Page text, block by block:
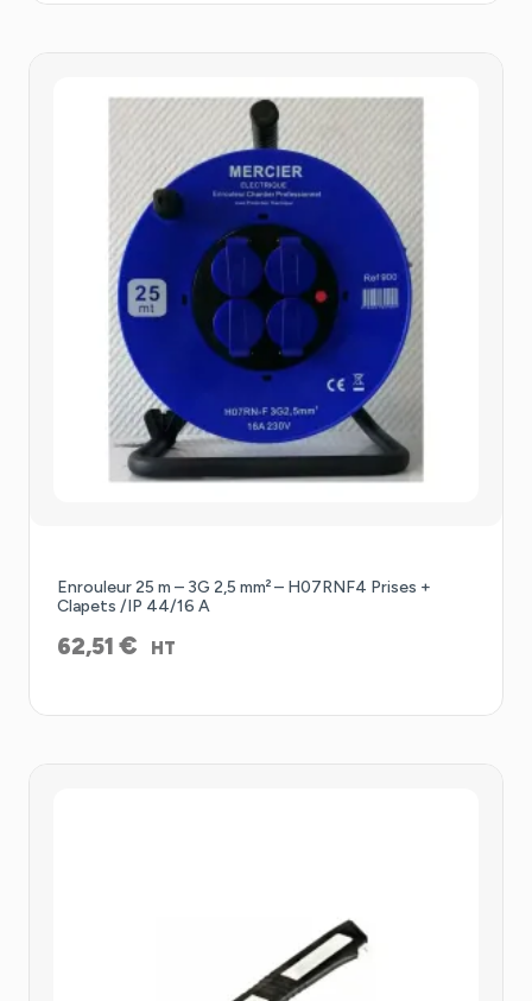
Enrouleur 25 m – 3G 2,5 mm² – H07RNF4 Prises +
Clapets /IP 44/16 A
62,51 € HT